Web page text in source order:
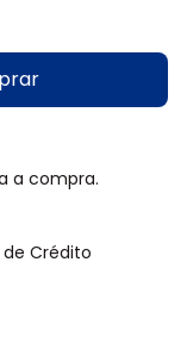
a compra.
Crédito